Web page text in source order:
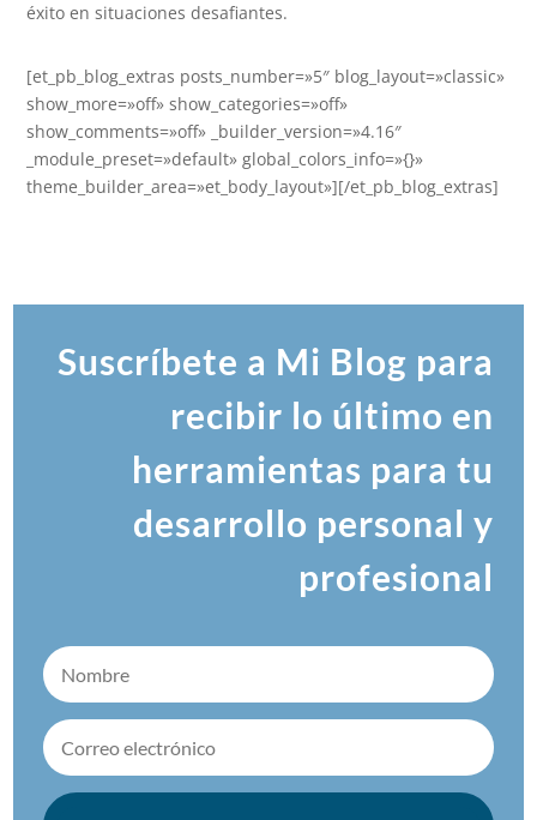
éxito en situaciones desafiantes.
[et_pb_blog_extras posts_number=»5″ blog_layout=»classic»
show_more=»off» show_categories=»off»
show_comments=»off» _builder_version=»4.16″
_module_preset=»default» global_colors_info=»{}»
theme_builder_area=»et_body_layout»][/et_pb_blog_extras]
Suscríbete a Mi Blog para
recibir lo último en
herramientas para tu
desarrollo personal y
profesional